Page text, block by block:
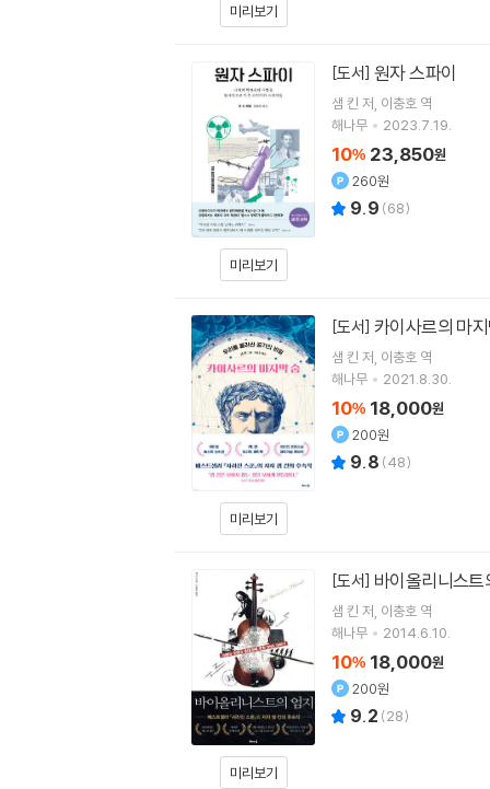
미리보기
미리보기
[도서] 원자 스파이
샘 킨 저 이충호 역
해나무
2023.7.19.
10% 23,850원
260원
9.9 (68)
미리보기
[도서] 카이사르의 마
샘 킨 저 이충호 역
해나무
2021.8.30.
10% 18,000원
200원
9.8 (48)
미리보기
[도서] 바이올리니스트
샘 킨 저 이충호 역
해나무
2014.6.10.
10% 18,000원
200원
9.2 (28)